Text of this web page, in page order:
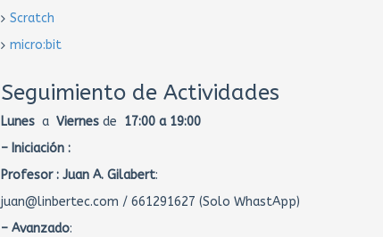
Scratch
micro:bit
Seguimiento de Actividades
Lunes a Viernes de 17:00 a 19:00
– Iniciación :
Profesor : Juan A. Gilabert:
juan@linbertec.com / 661291627 (Solo WhastApp)
– Avanzado: